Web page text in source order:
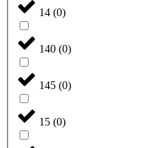
14 (0)
140 (0)
145 (0)
15 (0)